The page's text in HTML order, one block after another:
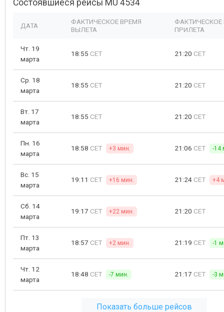
Состоявшиеся рейсы MU 4534
ДАТА
ФАКТИЧЕСКОЕ ВРЕМЯ
ВЫЛЕТА
ФАКТИЧЕСКОЕ
ПРИЛЕТА
Чт. 19
марта
18:55 CET 21:20 CET
Ср. 18
марта
18:55 CET 21:20 CET
Вт. 17
марта
18:55 CET 21:20 CET
Пн. 16
марта
18:58 CET +3 мин. 21:06 CET -14
Вс. 15
марта
19:11 CET +16 мин. 21:24 CET +4
Сб. 14
марта
19:17 CET +22 мин. 21:20 CET
Пт. 13
марта
18:57 CET +2 мин. 21:19 CET -1
Чт. 12
марта
18:48 CET -7 мин. 21:17 CET -3
Показать больше рейсов